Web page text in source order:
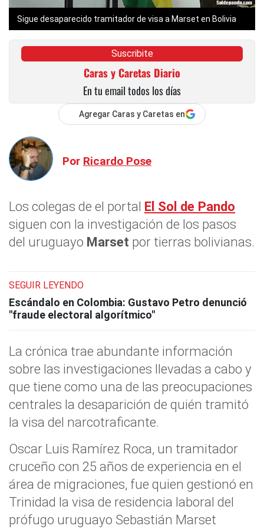
Sigue desaparecido tramitador de visa a Marset en Bolivia
Suscribite
Caras y Caretas Diario
En tu email todos los días
Agregar Caras y Caretas en
Por Ricardo Pose
Los colegas de el portal El Sol de Pando
siguen con la investigación de los pasos
del uruguayo Marset por tierras bolivianas.
SEGUIR LEYENDO
Escándalo en Colombia: Gustavo Petro denunció
"fraude electoral algorítmico"
La crónica trae abundante información
sobre las investigaciones llevadas a cabo y
que tiene como una de las preocupaciones
centrales la desaparición de quién tramitó
la visa del narcotraficante.
Oscar Luis Ramírez Roca, un tramitador
cruceño con 25 años de experiencia en el
área de migraciones, fue quien gestionó en
Trinidad la visa de residencia laboral del
prófugo uruguayo Sebastián Marset